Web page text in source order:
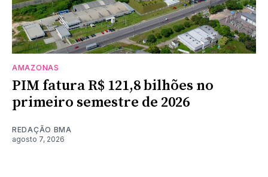
AMAZONAS
PIM fatura R$ 121,8 bilhões no
primeiro semestre de 2026
REDAÇÃO BMA
agosto 7, 2026